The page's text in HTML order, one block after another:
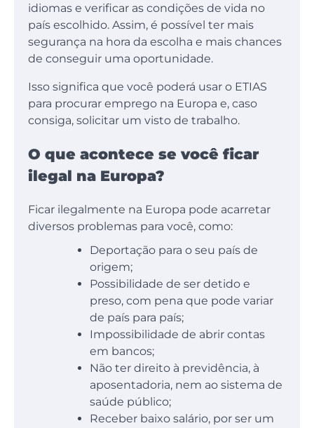
idiomas e verificar as condições de vida no
país escolhido. Assim, é possível ter mais
segurança na hora da escolha e mais chances
de conseguir uma oportunidade.
Isso significa que você poderá usar o ETIAS
para procurar emprego na Europa e, caso
consiga, solicitar um visto de trabalho.
O que acontece se você ficar
ilegal na Europa?
Ficar ilegalmente na Europa pode acarretar
diversos problemas para você, como:
Deportação para o seu país de
origem;
Possibilidade de ser detido e
preso, com pena que pode variar
de país para país;
Impossibilidade de abrir contas
em bancos;
Não ter direito à previdência, à
aposentadoria, nem ao sistema de
saúde público;
Receber baixo salário, por ser um